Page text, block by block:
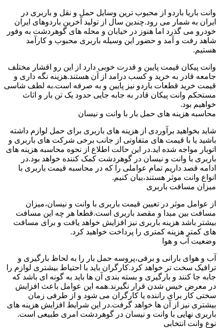
وانت باریا باردو از محبوب ترین وسایل حمل و نقل و باربری در
ایران به شمار می رود.چندین سال از تولید آخرین باردوهای ایران
خودرو می گذرد اما هنوز در خیابان و محله های گوهردشت به وفور
شاهد رفت و آمد و حضور این وسیله باربری محبوب و کارآمد
هستیم.
وانت پیکان قیمت پایین و قدرت خوبی دارد از این رو اقشار مختلف
جامعه قادر به خرید و کسب درامد از آن هستند.هزینه نگه داری و
قیمت خرید قطعات باردو نیز پایین و به صرفه است.به لطف شاسی
مستحکم وانت پیکان قادر به جابه جایی حدود یک تن بار و اثاث
خواهیم بود.
محاسبه هزینه های حمل بار با وانت و نیسان
شاید بخواهید برآوردی از هزینه های باربری برای حمل لوازم داشته
باشید یا با قیمت های متفاوتی از جانب برخی شرکت های باربری و
اتوبار مواجه شده اید.در این حالت اطلاع از نحوه محاسبه هزینه های
باربری با وانت و نیسان در گوهردشت کمک کننده خواهد بود.در
ادامه قصد داریم تمام عواملی را که در محاسبه قیمت باربری با
انواع وانت موثر هستند،بیان کنیم.
میزان مسافت باربری
از عوامل موثر در تعیین قیمت باربری با وانت و نیسان،میزان
مسافت بین مبدا و مقصد باربری است.قطعا هر چه این مسافت
بیشتر باشد هزینه باربری نیز افزایش خواهد یافت و برای مسافت
های کمتر هزینه کمتری را پرداخت خواهید کرد.
وضعیت آب و هوا
آب و هوای بارانی و برفی،پروسه حمل بار را به لحاظ بارگیری و
ترافیک سخت تر خواهد کرد.کارگران باید با احتیاط بیشتری لوازم را
جابه جا کنند و بارگیری و بسته بندی آن ها باید به گونه ای باشد که
در معرض خیس شدن قرار نگیرند.همه این عوامل باعث افزایش
سختی کار برای راننده یا کارگران می شود و از طرفی زمان
بیشتری نیز از آن ها خواهد گرفت.در این شرایط افزایش هزینه های
باربری نهایی با وانت و نیسان در گوهردشت امری طبیعی است.
نوع وانت انتخابی